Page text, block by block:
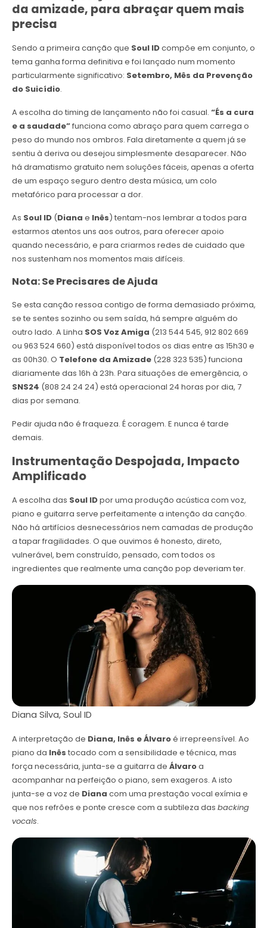
da amizade, para abraçar quem mais
precisa
Sendo a primeira canção que Soul IDcompõe em conjunto, o
tema ganha forma definitiva e foi lançado num momento
particularmente significativo: Setembro, Mês da Prevenção
do Suicídio.
A escolha do timing de lançamento não foi casual. “És a cura
e a saudade”funciona como abraço para quem carrega o
peso do mundo nos ombros. Fala diretamente a quem já se
sentiu à deriva ou desejou simplesmente desaparecer. Não
há dramatismo gratuito nem soluções fáceis, apenas a oferta
de um espaço seguro dentro desta música, um colo
metafórico para processar a dor.
As Soul ID(Diana e Inês) tentam-nos lembrar a todos para
estarmos atentos uns aos outros, para oferecer apoio
quando necessário, e para criarmos redes de cuidado que
nos sustenham nos momentos mais difíceis.
Nota: Se Precisares de Ajuda
Se esta canção ressoa contigo de forma demasiado próxima,
se te sentes sozinho ou sem saída, há sempre alguém do
outro lado. A Linha SOS Voz Amiga (213 544 545, 912 802 669
ou 963 524 660) está disponível todos os dias entre as 15h30 e
as 00h30. O Telefone da Amizade(228 323 535) funciona
diariamente das 16h à 23h. Para situações de emergência, o
SNS24 (808 24 24 24) está operacional 24 horas por dia, 7
dias por semana.
Pedir ajuda não é fraqueza. É coragem. E nunca é tarde
demais.
Instrumentação Despojada, Impacto
Amplificado
A escolha das Soul IDpor uma produção acústica com voz,
piano e guitarra serve perfeitamente a intenção da canção.
Não há artifícios desnecessários nem camadas de produção
a tapar fragilidades. O que ouvimos é honesto, direto,
vulnerável, bem construído, pensado, com todos os
ingredientes que realmente uma canção pop deveriam ter.
Diana Silva, Soul ID
A interpretação de Diana, Inês e Álvaroé irrepreensível. Ao
piano da Inês tocado com a sensibilidade e técnica, mas
força necessária, junta-se a guitarra de Álvaroa
acompanhar na perfeição o piano, sem exageros. A isto
junta-se a voz de Diana com uma prestação vocal exímia e
que nos refrões e ponte cresce com a subtileza das backing
vocals.